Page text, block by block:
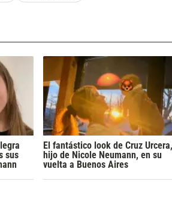
sus
El fantástico look de Cruz Urcera,
hijo de Nicole Neumann, en su
vuelta a Buenos Aires